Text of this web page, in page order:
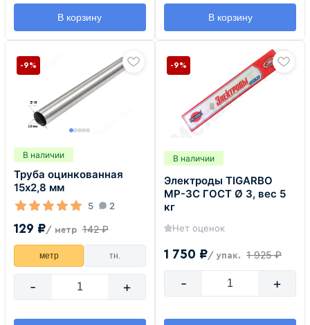
В корзину В корзину
В наличии
Труба оцинкованная
15х2,8 мм
5 2
129 ₽/ метр 142 ₽
-9%
метр тн.
- +
В наличии
Электроды TIGARBO
MP-3C ГОСТ Ø 3, вес 5
кг
Нет оценок
1 750 ₽/ упак. 1 925 ₽
-9%
- +